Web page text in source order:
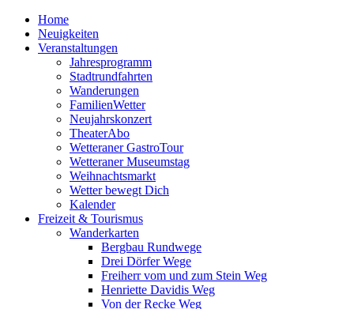
Home
Neuigkeiten
Veranstaltungen
Jahresprogramm
Stadtrundfahrten
Wanderungen
FamilienWetter
Neujahrskonzert
TheaterAbo
Wetteraner GastroTour
Wetteraner Museumstag
Weihnachtsmarkt
Wetter bewegt Dich
Kalender
Freizeit & Tourismus
Wanderkarten
Bergbau Rundwege
Drei Dörfer Wege
Freiherr vom und zum Stein Weg
Henriette Davidis Weg
Von der Recke Weg